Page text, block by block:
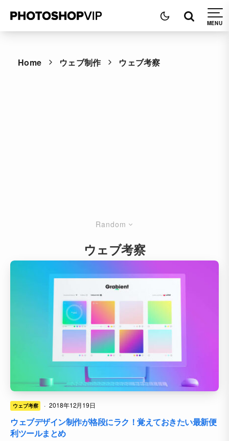
Home ウェブ制作 ウェブ考察
Random
ウェブ考察
ウェブ考察 · 2018年12月19日
ウェブデザイン制作が格段にラク！覚えておきたい最新便
利ツールまとめ